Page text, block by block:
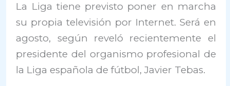
La Liga tiene previsto poner en marcha
su propia televisión por Internet. Será en
agosto, según reveló recientemente el
presidente del organismo profesional de
la Liga española de fútbol, Javier Tebas.